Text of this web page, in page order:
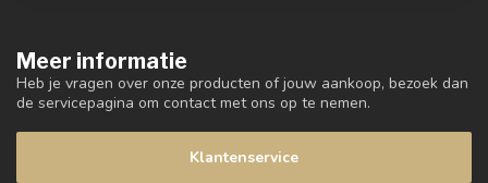
Meer informatie
Heb je vragen over onze producten of jouw aankoop, bezoek dan
de servicepagina om contact met ons op te nemen.
Klantenservice